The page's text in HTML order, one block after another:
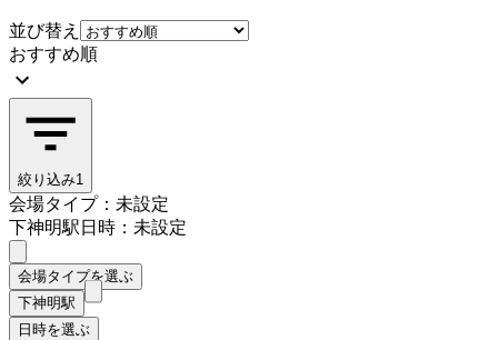
並び替え
おすすめ順
絞り込み1
会場タイプ：未設定
下神明駅日時：未設定
会場タイプを選ぶ
下神明駅
日時を選ぶ